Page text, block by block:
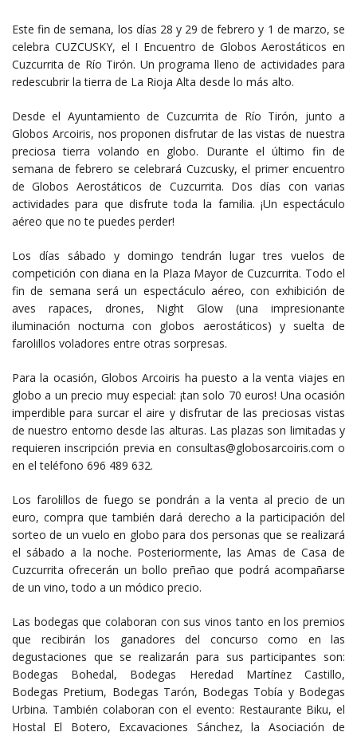
Este fin de semana, los días 28 y 29 de febrero y 1 de marzo, se
celebra CUZCUSKY, el I Encuentro de Globos Aerostáticos en
Cuzcurrita de Río Tirón. Un programa lleno de actividades para
redescubrir la tierra de La Rioja Alta desde lo más alto.
Desde el Ayuntamiento de Cuzcurrita de Río Tirón, junto a
Globos Arcoiris, nos proponen disfrutar de las vistas de nuestra
preciosa tierra volando en globo. Durante el último fin de
semana de febrero se celebrará Cuzcusky, el primer encuentro
de Globos Aerostáticos de Cuzcurrita. Dos días con varias
actividades para que disfrute toda la familia. ¡Un espectáculo
aéreo que no te puedes perder!
Los días sábado y domingo tendrán lugar tres vuelos de
competición con diana en la Plaza Mayor de Cuzcurrita. Todo el
fin de semana será un espectáculo aéreo, con exhibición de
aves rapaces, drones, Night Glow (una impresionante
iluminación nocturna con globos aerostáticos) y suelta de
farolillos voladores entre otras sorpresas.
Para la ocasión, Globos Arcoiris ha puesto a la venta viajes en
globo a un precio muy especial: ¡tan solo 70 euros! Una ocasión
imperdible para surcar el aire y disfrutar de las preciosas vistas
de nuestro entorno desde las alturas. Las plazas son limitadas y
requieren inscripción previa en consultas@globosarcoiris.com o
en el teléfono 696 489 632.
Los farolillos de fuego se pondrán a la venta al precio de un
euro, compra que también dará derecho a la participación del
sorteo de un vuelo en globo para dos personas que se realizará
el sábado a la noche. Posteriormente, las Amas de Casa de
Cuzcurrita ofrecerán un bollo preñao que podrá acompañarse
de un vino, todo a un módico precio.
Las bodegas que colaboran con sus vinos tanto en los premios
que recibirán los ganadores del concurso como en las
degustaciones que se realizarán para sus participantes son:
Bodegas Bohedal, Bodegas Heredad Martínez Castillo,
Bodegas Pretium, Bodegas Tarón, Bodegas Tobía y Bodegas
Urbina. También colaboran con el evento: Restaurante Biku, el
Hostal El Botero, Excavaciones Sánchez, la Asociación de